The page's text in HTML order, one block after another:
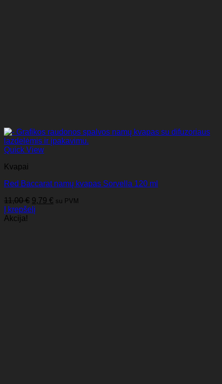
Quick View
Kvapai
Red Baccarat namų kvapas Sorvella 120 ml
11,00€ Original
price
9,79 € Current
su PVM
Į krepšelį
Akcija!